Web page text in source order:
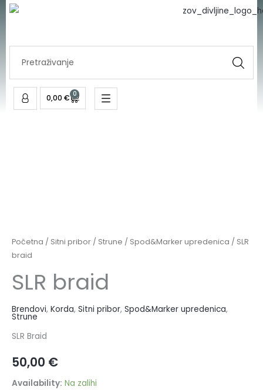
Skip
0,00 € 0
Cart
Početna / Sitni pribor / Strune / Spod&Marker upredenica / SLR
braid
SLR braid
Brendovi, Korda, Sitni pribor, Spod&Marker upredenica,
Strune
SLR Braid
50,00 €
Availability: Na zalihi